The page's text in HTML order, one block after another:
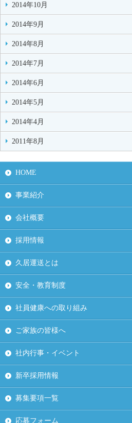
2014年10月
2014年9月
2014年8月
2014年7月
2014年6月
2014年5月
2014年4月
2011年8月
HOME
事業紹介
会社概要
採用情報
久居運送とは
安全・教育制度
社員健康への取り組み
ご家族の皆様へ
社内行事・イベント
新卒採用情報
募集要項一覧
応募フォーム